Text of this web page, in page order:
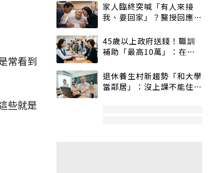
常看到
些就是
家人臨終突喊「有人來接
我、要回家」？醫授回應方
45歲以上政府送錢！職訓
補助「最高10萬」：在
退休養生村新趨勢「和大學
當鄰居」：沒上課不能住、